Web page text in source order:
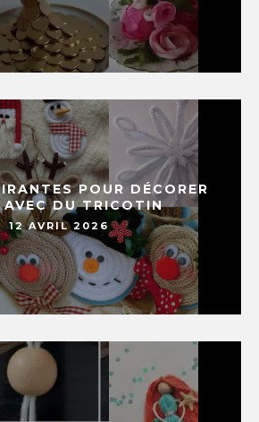
POUR DÉCORER
AVEC DU TRICOTIN
12 AVRIL 2026